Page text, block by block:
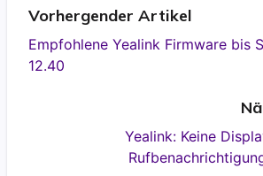
Vorhergender Artikel
Empfohlene Yealink Firmware bis
12.40
Yealink: Keine